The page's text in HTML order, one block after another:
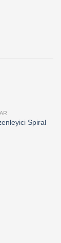
Add to
wishlist
Spiral